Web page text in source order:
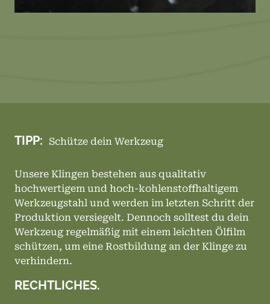
TIPP: Schütze dein Werkzeug
Unsere Klingen bestehen aus qualitativ
hochwertigem und hoch-kohlenstoffhaltigem
Werkzeugstahl und werden im letzten Schritt der
Produktion versiegelt. Dennoch solltest du dein
Werkzeug regelmäßig mit einem leichten Ölfilm
schützen, um eine Rostbildung an der Klinge zu
verhindern.
RECHTLICHES.